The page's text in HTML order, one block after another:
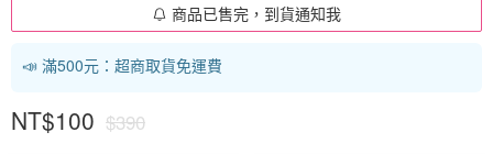
商品已售完，到貨通知我
📣 滿500元：超商取貨免運費
NT$100 $390